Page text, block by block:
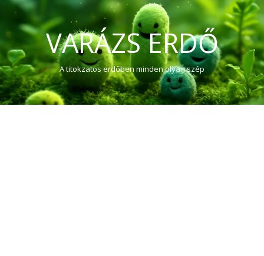
VARÁZS ERDŐ
A titokzatos erdőben minden olyan szép